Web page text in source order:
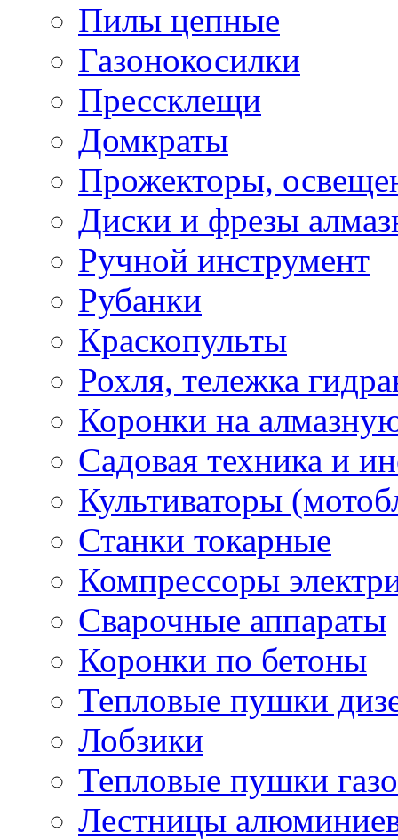
Пилы цепные
Газонокосилки
Прессклещи
Домкраты
Прожекторы,
Диски и фрезы
Ручной инструмент
Рубанки
Краскопульты
Рохля, тележка
Коронки на
Садовая техника и
Культиваторы
Станки токарные
Компрессоры
Сварочные аппараты
Коронки по бетоны
Тепловые пушки
Лобзики
Тепловые пушки
Лестницы